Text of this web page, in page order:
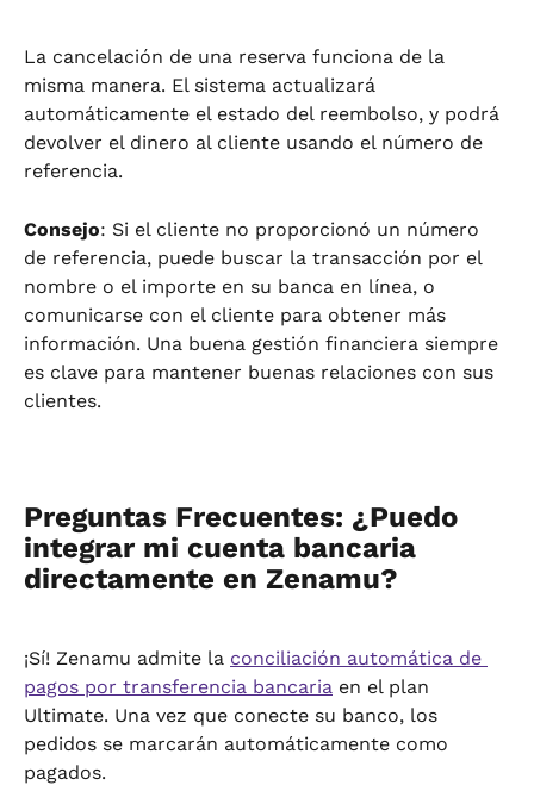
La cancelación de una reserva funciona de la
misma manera. El sistema actualizará
automáticamente el estado del reembolso, y podrá
devolver el dinero al cliente usando el número de
referencia.
Consejo: Si el cliente no proporcionó un número
de referencia, puede buscar la transacción por el
nombre o el importe en su banca en línea, o
comunicarse con el cliente para obtener más
información. Una buena gestión financiera siempre
es clave para mantener buenas relaciones con sus
clientes.
Preguntas Frecuentes: ¿Puedo
integrar mi cuenta bancaria
directamente en Zenamu?
¡Sí! Zenamu admite la conciliación automática de
pagos por transferencia bancaria en el plan
Ultimate. Una vez que conecte su banco, los
pedidos se marcarán automáticamente como
pagados.